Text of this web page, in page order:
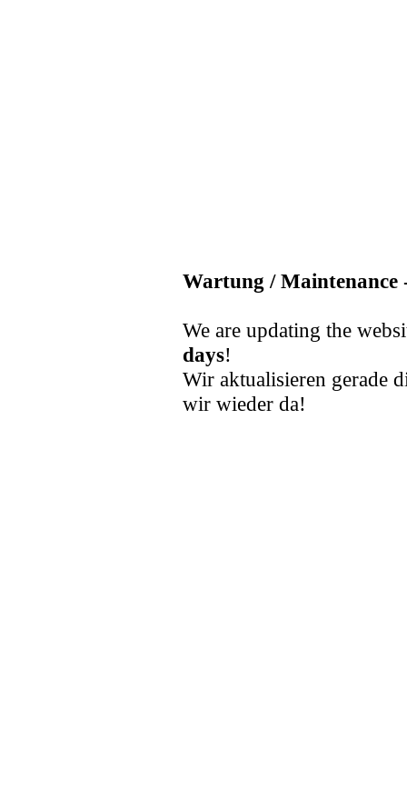
Wartung / Maintenance
We are updating the
days!
Wir aktualisieren gerade
wir wieder da!